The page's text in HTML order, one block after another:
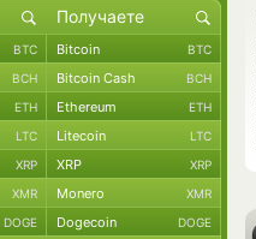
BTC Bitcoin BTC
BCH Bitcoin Cash BCH
ETH Ethereum ETH
LTC Litecoin LTC
XRP XRP XRP
XMR Monero XMR
DOGE Dogecoin DOGE